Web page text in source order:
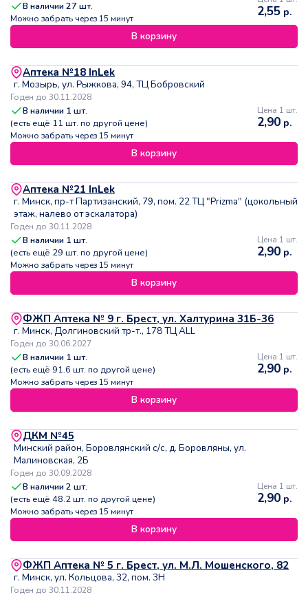
В наличии27 шт.
Можно забрать через 15 минут 2,55 р.
В корзину
Аптека №18 InLek
г. Мозырь, ул. Рыжкова, 94, ТЦ Бобровский
Годен до 30.11.2028
В наличии 1 шт.
(есть ещё 11 шт. по другой цене)
Можно забрать через 15 минут
Цена 1 шт.
2,90 р.
В корзину
Аптека №21 InLek
г. Минск, пр-т Партизанский, 79, пом. 22 ТЦ "Prizma" (цокольный
этаж, налево от эскалатора)
Годен до 30.11.2028
В наличии 1 шт.
(есть ещё 29 шт. по другой цене)
Можно забрать через 15 минут
Цена 1 шт.
2,90 р.
В корзину
ФЖП Аптека № 9 г. Брест, ул. Халтурина 31Б-36
г. Минск, Долгиновский тр-т., 178 ТЦ ALL
Годен до 30.06.2027
В наличии 1 шт.
(есть ещё 91.6 шт. по другой цене)
Можно забрать через 15 минут
Цена 1 шт.
2,90 р.
В корзину
ДКМ №45
Минский район, Боровлянский с/с, д. Боровляны, ул.
Малиновская, 2Б
Годен до 30.09.2028
В наличии2 шт.
(есть ещё 48.2шт. по другой цене)
Можно забрать через 15 минут
Цена 1 шт.
2,90 р.
В корзину
ФЖП Аптека № 5 г. Брест, ул. М.Л. Мошенского, 82
г. Минск, ул. Кольцова, 32, пом. 3Н
Годен до 30.11.2028